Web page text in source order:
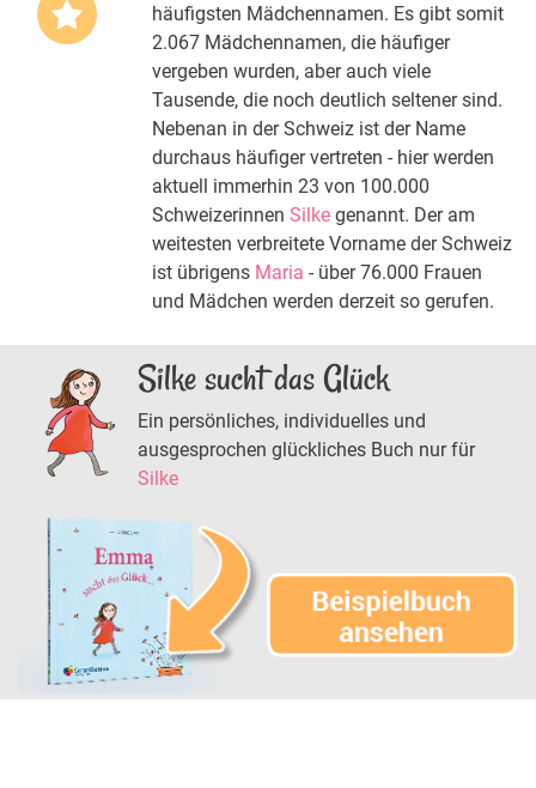
häufigsten Mädchennamen. Es gibt somit
2.067 Mädchennamen, die häufiger
vergeben wurden, aber auch viele
Tausende, die noch deutlich seltener sind.
Nebenan in der Schweiz ist der Name
durchaus häufiger vertreten - hier werden
aktuell immerhin 23 von 100.000
Schweizerinnen Silke genannt. Der am
weitesten verbreitete Vorname der Schweiz
ist übrigens Maria - über 76.000 Frauen
und Mädchen werden derzeit so gerufen.
Silke sucht das Glück
Ein persönliches, individuelles und
ausgesprochen glückliches Buch nur für
Silke